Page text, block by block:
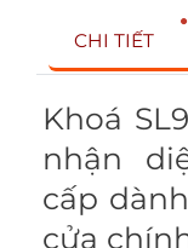
CHI TIẾT
Khoá
nhận
cấp
cửa